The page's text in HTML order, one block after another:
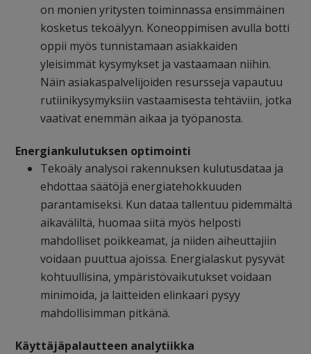
on monien yritysten toiminnassa ensimmäinen
kosketus tekoälyyn. Koneoppimisen avulla botti
oppii myös tunnistamaan asiakkaiden
yleisimmät kysymykset ja vastaamaan niihin.
Näin asiakaspalvelijoiden resursseja vapautuu
rutiinikysymyksiin vastaamisesta tehtäviin, jotka
vaativat enemmän aikaa ja työpanosta.
Energiankulutuksen optimointi
Tekoäly analysoi rakennuksen kulutusdataa ja
ehdottaa säätöjä energiatehokkuuden
parantamiseksi. Kun dataa tallentuu pidemmältä
aikaväliltä, huomaa siitä myös helposti
mahdolliset poikkeamat, ja niiden aiheuttajiin
voidaan puuttua ajoissa. Energialaskut pysyvät
kohtuullisina, ympäristövaikutukset voidaan
minimoida, ja laitteiden elinkaari pysyy
mahdollisimman pitkänä.
Käyttäjäpalautteen analytiikka